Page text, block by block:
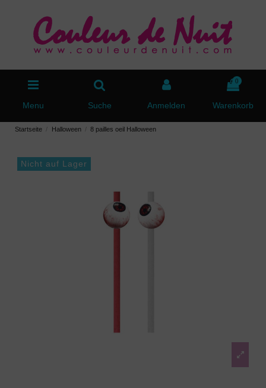
Menu Suche Anmelden
0
Warenkorb
Startseite Halloween 8 pailles oeil Halloween
Nicht auf Lager